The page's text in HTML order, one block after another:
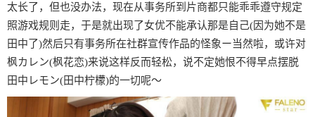
太长了，但也没办法，现在从事务所到片商都只能乖乖遵守规定
照游戏规则走，于是就出现了女优不能承认那是自己(因为她不是
田中了)然后只有事务所在社群宣传作品的怪象ー当然啦，或许对
枫カレン(枫花恋)来说这样反而轻松，说不定她恨不得早点摆脱
田中レモン(田中柠檬)的一切呢〜